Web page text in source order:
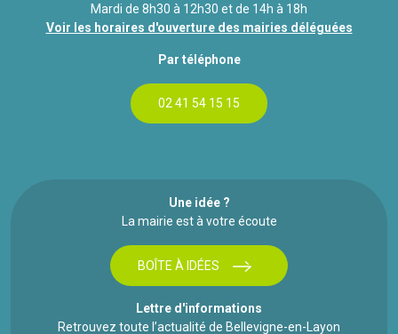
Mardi de 8h30 à 12h30 et de 14h à 18h
Voir les horaires d'ouverture des mairies déléguées
Par téléphone
02 41 54 15 15
Une idée ?
La mairie est à votre écoute
BOÎTE À IDÉES
Lettre d'informations
Retrouvez toute l’actualité de Bellevigne-en-Layon